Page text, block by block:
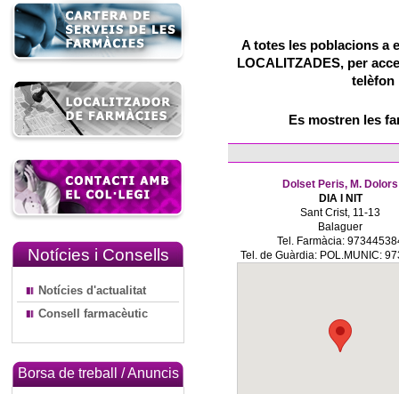
Notícies i Consells
Notícies d'actualitat
Consell farmacèutic
Borsa de treball / Anuncis
A totes les poblacions a
LOCALITZADES, per
telèfon
Es mostren les
Dolset Peris, M. Dolors
DIA I NIT
Sant Crist, 11-13
Balaguer
Tel. Farmàcia:
Tel. de Guàrdia: POL.MUNIC: